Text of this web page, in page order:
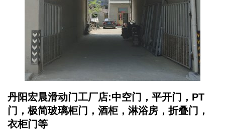
丹阳宏晨滑动门工厂店:中空门，平开门，PT
门，极简玻璃柜门，酒柜，淋浴房，折叠门，
衣柜门等